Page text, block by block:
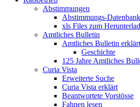
Abstimmungen
Abstimmungs-
xls Files zum
Amtliches Bulletin
Amtliches Bulletin erklärt
Geschichte
125 Jahre Amtliches
Curia Vista
Erweiterte Suche
Curia Vista erklärt
Beantwortete Vorstösse
Fahnen lesen